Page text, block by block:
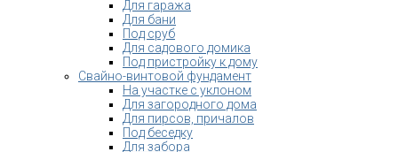
Для гаража
Для бани
Под сруб
Для садового домика
Под пристройку к дому
Свайно-винтовой фундамент
На участке с уклоном
Для загородного дома
Для пирсов, причалов
Под беседку
Для забора